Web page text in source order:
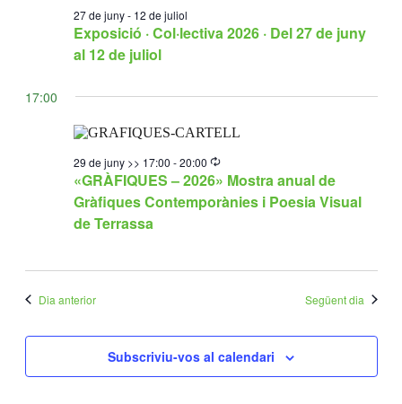
Exposició · Col·lectiva 2026 · Del 27 de juny
al 12 de juliol
27 de juny- 12 de juliol
17:00
«GRÀFIQUES – 2026» Mostra anual de
Gràfiques Contemporànies i Poesia Visual
de Terrassa
29 de juny >> 17:00 -20:00 Recurring
Dia anterior Següent dia
Subscriviu-vos al calendari